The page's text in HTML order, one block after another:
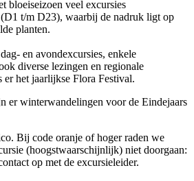
bloeiseizoen veel excursies
(D1 t/m D23), waarbij de nadruk ligt op
planten.
en avondexcursies, enkele
diverse lezingen en regionale
er het jaarlijkse Flora Festival.
er winterwandelingen voor de Eindejaars
Bij code oranje of hoger raden we
(hoogstwaarschijnlijk) niet doorgaan:
op met de excursieleider.